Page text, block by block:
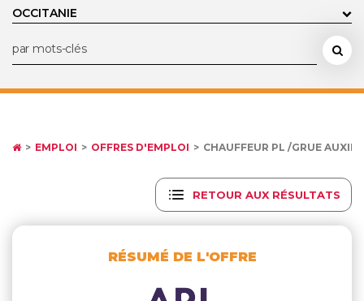
EMPLOI OFFRES D'EMPLOI CHAUFFEUR PL /GRUE
RETOUR AUX RÉSULTATS
RÉSUMÉ DE L'OFFRE